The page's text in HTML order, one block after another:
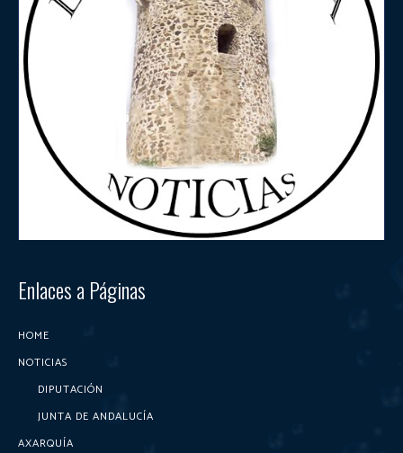
Enlaces a Páginas
HOME
NOTICIAS
DIPUTACIÓN
JUNTA DE ANDALUCÍA
AXARQUÍA